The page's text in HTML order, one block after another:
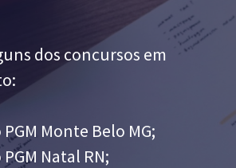
dos concursos em
Monte Belo MG;
Natal RN;